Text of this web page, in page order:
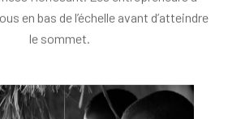
en bas de l’échelle avant d’atteindre